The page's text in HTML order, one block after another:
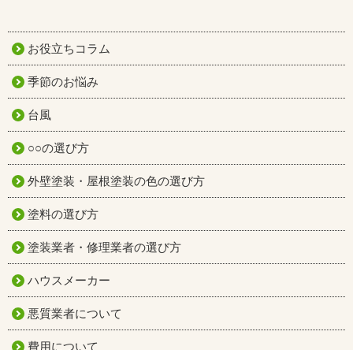
お役立ちコラム
季節のお悩み
台風
○○の選び方
外壁塗装・屋根塗装の色の選び方
塗料の選び方
塗装業者・修理業者の選び方
ハウスメーカー
悪質業者について
費用について